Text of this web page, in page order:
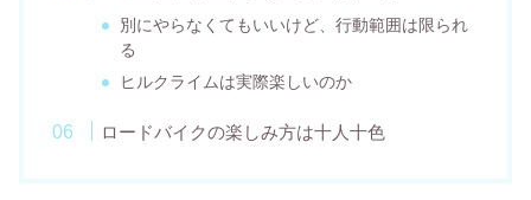
別にやらなくてもいいけど、行動範囲は限られ
る
ヒルクライムは実際楽しいのか
ロードバイクの楽しみ方は十人十色